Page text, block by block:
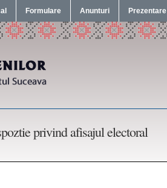
Formulare Anunturi Prezentare
privind afisajul electoral